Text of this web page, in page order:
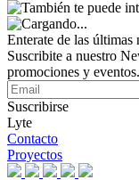
Enterate de las últimas
Suscribite a nuestro
promociones y eventos.
Suscribirse
Lyte
Contacto
Proyectos